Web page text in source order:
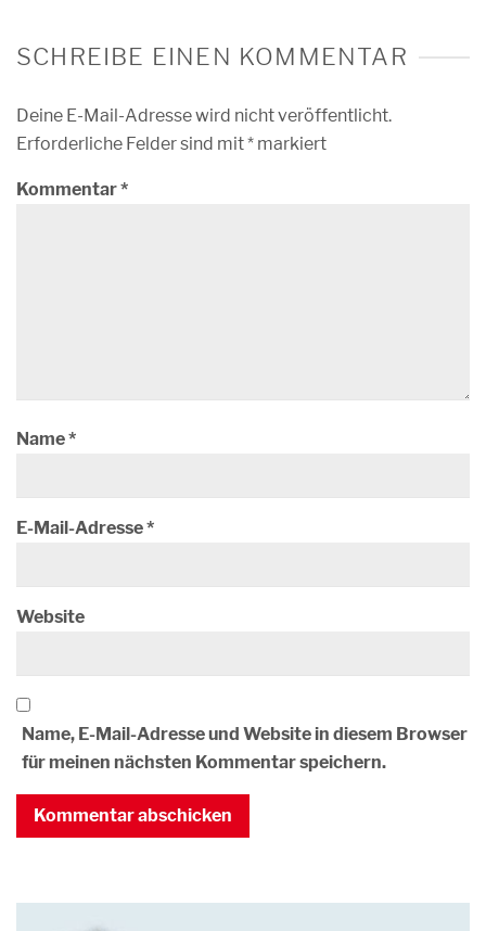
SCHREIBE EINEN KOMMENTAR
Deine E-Mail-Adresse wird nicht veröffentlicht.
Erforderliche Felder sind mit* markiert
Kommentar*
Name*
E-Mail-Adresse*
Website
Name, E-Mail-Adresse und Website in diesem Browser
für meinen nächsten Kommentar speichern.